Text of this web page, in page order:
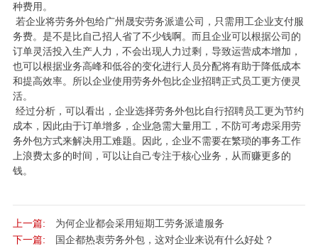
种费用。
若企业将劳务外包给广州晟安劳务派遣公司，只需用工企业支付服
务费。是不是比自己招人省了不少钱啊。而且企业可以根据公司的
订单灵活投入生产人力，不会出现人力过剩，导致运营成本增加，
也可以根据业务高峰和低谷的变化进行人员分配将有助于降低成本
和提高效率。所以企业使用劳务外包比企业招聘正式员工更方便灵
活。
经过分析，可以看出，企业选择劳务外包比自行招聘员工更为节约
成本，因此由于订单增多，企业急需大量用工，不防可考虑采用劳
务外包方式来解决用工难题。因此，企业不需要在繁琐的事务工作
上浪费太多的时间，可以让自己专注于核心业务，从而赚更多的
钱。
上一篇:
为何企业都会采用短期工劳务派遣服务
下一篇:
国企都热衷劳务外包，这对企业来说有什么好处？